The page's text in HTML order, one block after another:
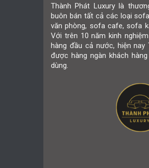
Thành Phát Luxury là
buôn bán tất cả các loại
văn phòng, sofa cafe, sofa
Với trên 10 năm kinh
hàng đầu cả nước, hiện nay
được hàng ngàn khách
dùng.